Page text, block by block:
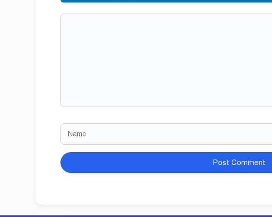
Comment
Name
Website